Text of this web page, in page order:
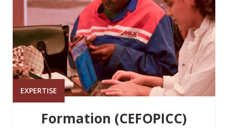
EXPERTISE
Formation (CEFOPICC)